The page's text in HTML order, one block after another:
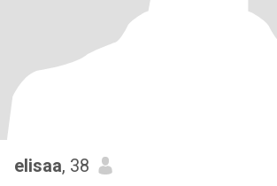
elisaa, 38